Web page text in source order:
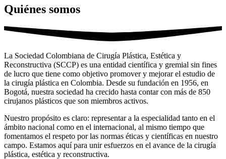
Quiénes somos
La Sociedad Colombiana de Cirugía Plástica, Estética y
Reconstructiva (SCCP) es una entidad científica y gremial sin fines
de lucro que tiene como objetivo promover y mejorar el estudio de
la cirugía plástica en Colombia. Desde su fundación en 1956, en
Bogotá, nuestra sociedad ha crecido hasta contar con más de 850
cirujanos plásticos que son miembros activos.
Nuestro propósito es claro: representar a la especialidad tanto en el
ámbito nacional como en el internacional, al mismo tiempo que
fomentamos el respeto por las normas éticas y científicas en nuestro
campo. Estamos aquí para unir esfuerzos en el avance de la cirugía
plástica, estética y reconstructiva.